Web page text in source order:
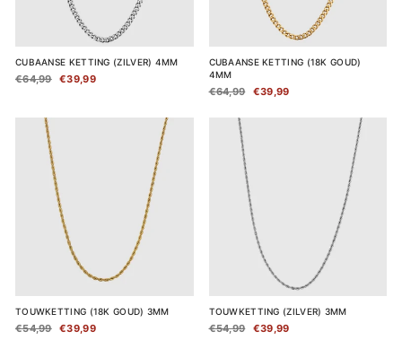
CUBAANSE KETTING (ZILVER) 4MM
Normale
€64,99 Verkoopprijs
€39,99
CUBAANSE KETTING (18K GOUD)
4MM
Normale
€64,99 Verkoopprijs
€39,99
TOUWKETTING (18K GOUD) 3MM
Normale
€54,99 Verkoopprijs
€39,99
TOUWKETTING (ZILVER) 3MM
Normale
€54,99 Verkoopprijs
€39,99